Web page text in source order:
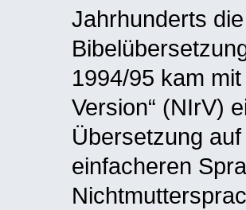
Jahrhunderts
1994/95 kam
Version“ (NIrV)
Übersetzung
einfacheren